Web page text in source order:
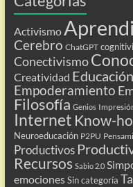
Activismo
Cerebro ChatGPT
Conectivismo
Creatividad Educación
Empoderamiento
Filosofía Genios
Internet Know-
Neuroeducación P2PU
Productivos
Recursos Sabio 2.0
emociones Sin categoría